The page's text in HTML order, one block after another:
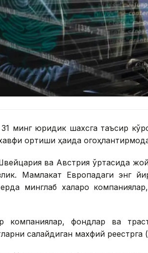
минг юридик шахсга таъсир
ортиши ҳақида
ва Австрия ўртасида
Мамлакат Европадаги энг
минглаб халқаро
компаниялар, фондлар ва
сақлайдиган махфий реестрга